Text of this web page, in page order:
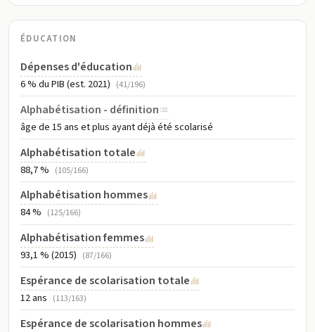
ÉDUCATION
Dépenses d'éducation
6 % du PIB (est. 2021) (41/196)
Alphabétisation - définition
âge de 15 ans et plus ayant déjà été scolarisé
Alphabétisation totale
88,7 % (105/166)
Alphabétisation hommes
84 % (125/166)
Alphabétisation femmes
93,1 % (2015) (87/166)
Espérance de scolarisation totale
12 ans (113/163)
Espérance de scolarisation hommes